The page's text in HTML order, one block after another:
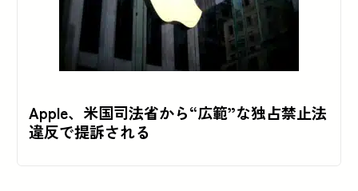
Apple、米国司法省から“広範”な独占禁止法
違反で提訴される